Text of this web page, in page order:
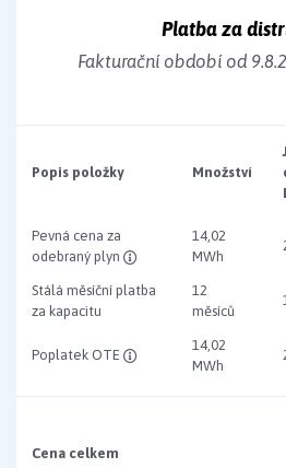
Platba za
Fakturační období od
Popis položky Množství
Pevná cena za
odebraný plyn
14,02
MWh
Stálá měsíční platba
za kapacitu
12
měsíců
Poplatek OTE
14,02
MWh
Cena celkem